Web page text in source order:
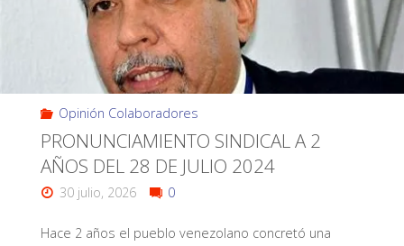
Opinión Colaboradores
PRONUNCIAMIENTO SINDICAL A 2
AÑOS DEL 28 DE JULIO 2024
30 julio, 2026 0
Hace 2 años el pueblo venezolano concretó una